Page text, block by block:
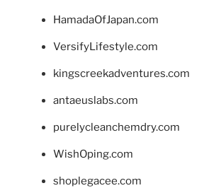
HamadaOfJapan.com
VersifyLifestyle.com
kingscreekadventures.com
antaeuslabs.com
purelycleanchemdry.com
WishOping.com
shoplegacee.com